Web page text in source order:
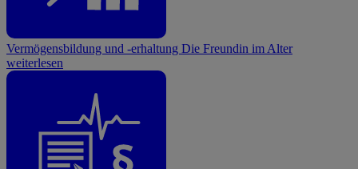
Vermögensbildung und -erhaltung Die Freundin im Alter
weiterlesen